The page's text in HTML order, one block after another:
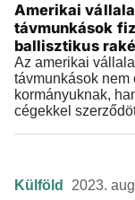
Amerikai
távmunkások
ballisztikus
Az amerikai
távmunkások nem
kormányuknak,
cégekkel
Külföld 2023.